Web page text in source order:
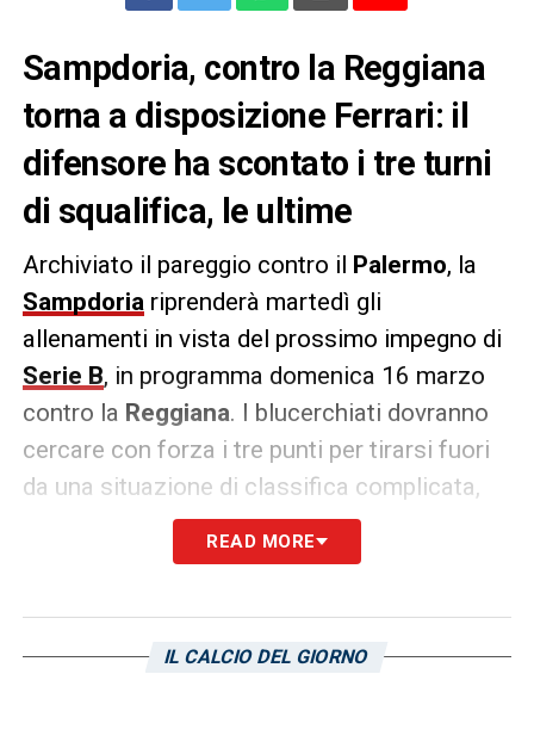
Sampdoria, contro la Reggiana
torna a disposizione Ferrari: il
difensore ha scontato i tre turni
di squalifica, le ultime
Archiviato il pareggio contro il Palermo, la
Sampdoria riprenderà martedì gli
allenamenti in vista del prossimo impegno di
Serie B, in programma domenica 16 marzo
contro la Reggiana. I blucerchiati dovranno
cercare con forza i tre punti per tirarsi fuori
da una situazione di classifica complicata,
Leonardo Sempliciche potrà però
contare su un ritorno nel pacchetto
Dopo tre turni di stop, infatti, torna a
READ MORE
IL CALCIO DEL GIORNO